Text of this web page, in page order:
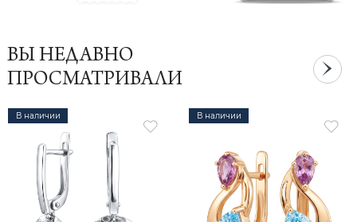
ВЫ НЕДАВНО
ПРОСМАТРИВАЛИ
В наличии В наличии